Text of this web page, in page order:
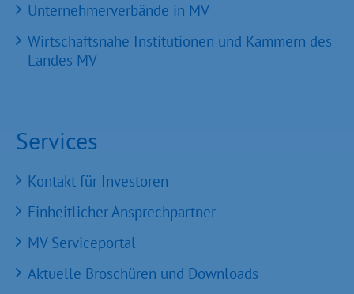
Unternehmerverbände in MV
Wirtschaftsnahe Institutionen und Kammern des
Landes MV
Services
Kontakt für Investoren
Einheitlicher Ansprechpartner
MV Serviceportal
Aktuelle Broschüren und Downloads